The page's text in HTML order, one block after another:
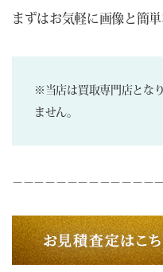
まずはお気軽に画像と簡
※当店は買取専門店とな
ません。
－－－－－－－－－－－－－